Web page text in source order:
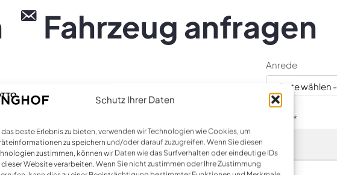
Schutz Ihrer Daten
das beste Erlebnis zu bieten, verwenden wir Technologien wie Cookies, um
zu speichern und/oder darauf zuzugreifen. Wenn Sie diesen
zustimmen, können wir Daten wie das Surfverhalten oder eindeutige IDs
Website verarbeiten. Wenn Sie nicht zustimmen oder Ihre Zustimmung
Fahrzeug anfragen
Anrede
- Bitte wählen -
E-Mail *